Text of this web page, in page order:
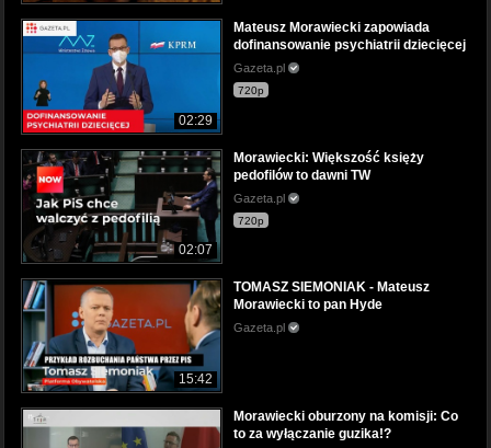
02:29
Mateusz Morawiecki zapowiada
dofinansowanie psychiatrii dziecięcej
Gazeta.pl
720p
02:07
Morawiecki: Większość księży
pedofilów to dawni TW
Gazeta.pl
720p
15:42
TOMASZ SIEMONIAK - Mateusz
Morawiecki to pan Hyde
Gazeta.pl
Morawiecki oburzony na komisji: Co
to za wyłączanie guzika!?